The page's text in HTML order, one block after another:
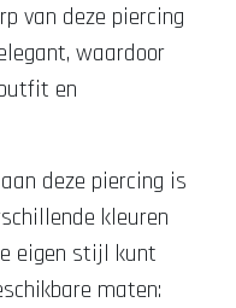
van deze piercing
waardoor
en
deze piercing is
kleuren
eigen stijl kunt
maten: